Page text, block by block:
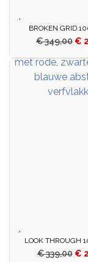
BROKEN GRID
€349,00 €
LOOK THROUGH
€339,00 €